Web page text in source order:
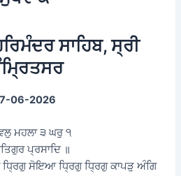
ਸਾਹਿਬ, ਸ੍ਰੀ
06-2026
ਮਹਲਾ ੩ ਘਰੁ ੧
ਪ੍ਰਸਾਦਿ ॥
ਸੋਇਆ ਧ੍ਰਿਗੁ ਧ੍ਰਿਗੁ ਕਾਪੜੁ ਅੰਗਿ